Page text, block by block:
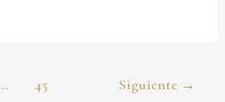
… 45 Siguiente →